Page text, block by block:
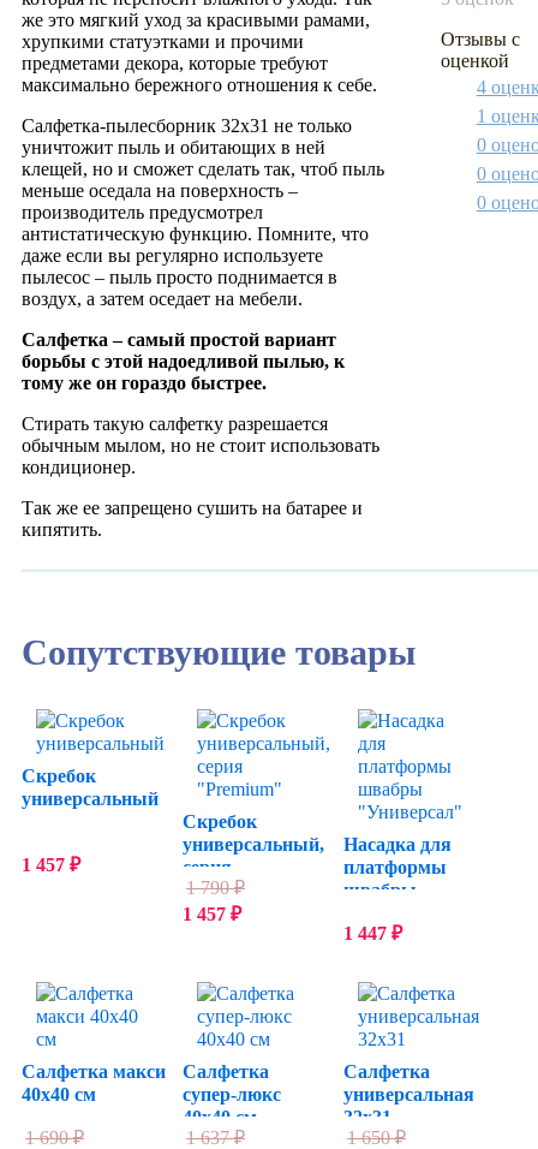
же это мягкий уход за красивыми рамами,
хрупкими статуэтками и прочими
предметами декора, которые требуют
максимально бережного отношения к себе.
Салфетка-пылесборник 32x31 не только
уничтожит пыль и обитающих в ней
клещей, но и сможет сделать так, чтоб пыль
меньше оседала на поверхность –
производитель предусмотрел
антистатическую функцию. Помните, что
даже если вы регулярно используете
пылесос – пыль просто поднимается в
воздух, а затем оседает на мебели.
Салфетка – самый простой вариант
борьбы с этой надоедливой пылью, к
тому же он гораздо быстрее.
Стирать такую салфетку разрешается
обычным мылом, но не стоит использовать
кондиционер.
Так же ее запрещено сушить на батарее и
кипятить.
Отзывы с
оценкой
4
1
0
0
0
Сопутствующие товары
Скребок
универсальный
1 457 ₽
Скребок
универсальный,
серия
"Premium"
1 790₽
1 457 ₽
Насадка для
платформы
швабры
1 447 ₽
Салфетка макси
40х40 см
1 690₽
Салфетка
супер-люкс
40х40 см
1 637₽
Салфетка
универсальная
32x31
1 650₽